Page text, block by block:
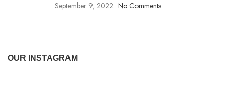
September 9, 2022 No Comments
OUR INSTAGRAM